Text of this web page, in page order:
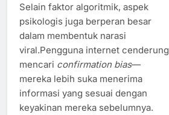
Selain faktor algoritmik, aspek
psikologis juga berperan besar
dalam membentuk narasi
viral.Pengguna internet cenderung
mencari confirmation bias—
mereka lebih suka menerima
informasi yang sesuai dengan
keyakinan mereka sebelumnya.